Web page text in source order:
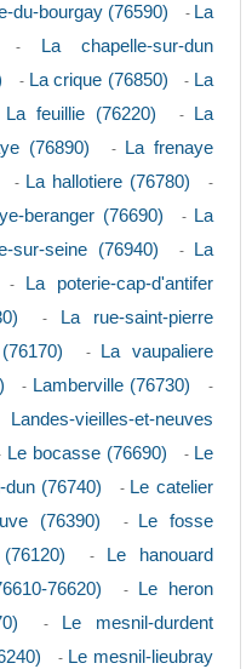
du-bourgay (76590) - La
-
La chapelle-sur-dun
- La crique (76850) - La
La feuillie (76220) -
La
(76890) -
La frenaye
- La hallotiere (76780) -
beranger (76690) - La
sur-seine (76940) -
La
-
La poterie-cap-d'antifer
-
La rue-saint-pierre
-
La vaupaliere
- Lamberville (76730) -
Landes-vieilles-et-neuves
Le bocasse (76690) - Le
dun (76740) - Le catelier
(76390) -
Le fosse
-
Le hanouard
76620) -
Le heron
-
Le mesnil-durdent
- Le mesnil-lieubray